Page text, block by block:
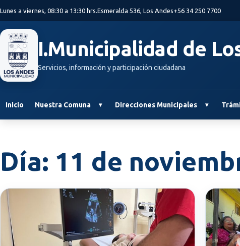
Lunes a viernes, 08:30 a 13:30 hrs.Esmeralda 536, Los Andes+56 34 250 7700
I.Municipalidad de
Servicios, información y participación ciudadana
Inicio Nuestra Comuna Direcciones Municipales
Día: 11 de